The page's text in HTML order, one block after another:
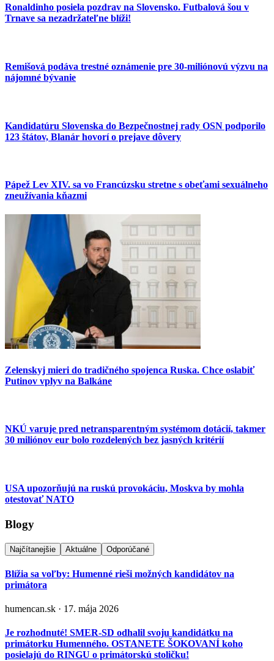
Ronaldinho posiela pozdrav na Slovensko. Futbalová šou v
Trnave sa nezadržateľne blíži!
Remišová podáva trestné oznámenie pre 30-miliónovú výzvu na
nájomné bývanie
Kandidatúru Slovenska do Bezpečnostnej rady OSN podporilo
123 štátov, Blanár hovorí o prejave dôvery
Pápež Lev XIV. sa vo Francúzsku stretne s obeťami sexuálneho
zneužívania kňazmi
Zelenskyj mieri do tradičného spojenca Ruska. Chce oslabiť
Putinov vplyv na Balkáne
NKÚ varuje pred netransparentným systémom dotácií, takmer
30 miliónov eur bolo rozdelených bez jasných kritérií
USA upozorňujú na ruskú provokáciu, Moskva by mohla
otestovať NATO
Blogy
Najčítanejšie Aktuálne Odporúčané
Blížia sa voľby: Humenné rieši možných kandidátov na
primátora
humencan.sk · 17. mája 2026
Je rozhodnuté! SMER-SD odhalil svoju kandidátku na
primátorku Humenného. OSTANETE ŠOKOVANÍ koho
posielajú do RINGU o primátorskú stoličku!